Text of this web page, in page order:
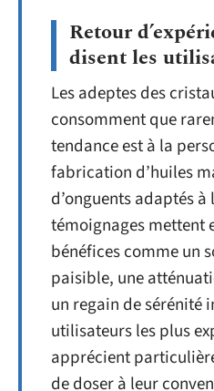
Retour
disent les
Les adeptes des
consomment que
tendance est à la
fabrication d’huiles
d’onguents adaptés à
témoignages mettent
bénéfices comme un
paisible, une
un regain de sérénité
utilisateurs les plus
apprécient
de doser à leur